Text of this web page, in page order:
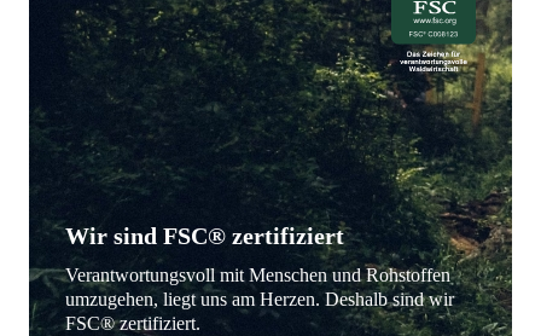
Wir sind FSC® zertifiziert
Verantwortungsvoll mit Menschen und Rohstoffen
umzugehen, liegt uns am Herzen. Deshalb sind wir
FSC® zertifiziert.